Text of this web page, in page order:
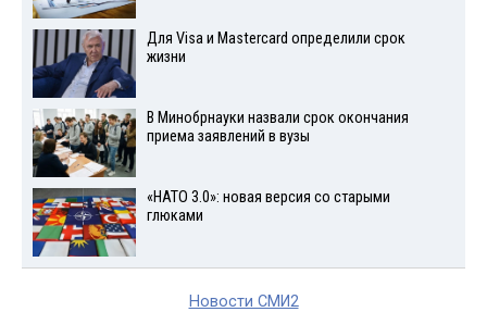
Для Visа и Mastercard определили срок
жизни
В Минобрнауки назвали срок окончания
приема заявлений в вузы
«НАТО 3.0»: новая версия со старыми
глюками
Новости СМИ2